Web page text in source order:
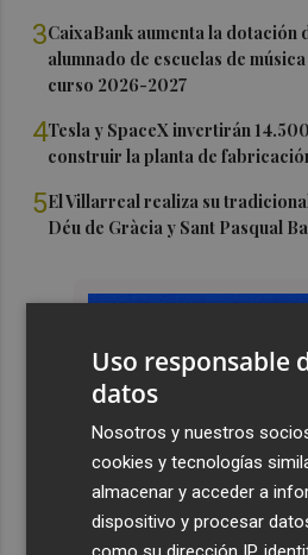
3CaixaBank aumenta la dotación
alumnado de escuelas de
curso 2026-2027
4Tesla y SpaceX invertirán
construir la planta de
5El Villarreal realiza su
Déu de Gràcia y Sant Pasqual
Uso responsable
datos
Nosotros y nuestros
cookies y tecnologías
almacenar y acceder a
dispositivo y procesar